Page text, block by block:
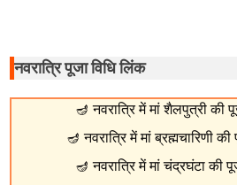
नवरात्रि पूजा विधि लिंक
🪔 नवरात्रि में मां शैलपुत्री की
🪔 नवरात्रि में मां ब्रह्मचारिणी
🪔 नवरात्रि में मां चंद्रघंटा की